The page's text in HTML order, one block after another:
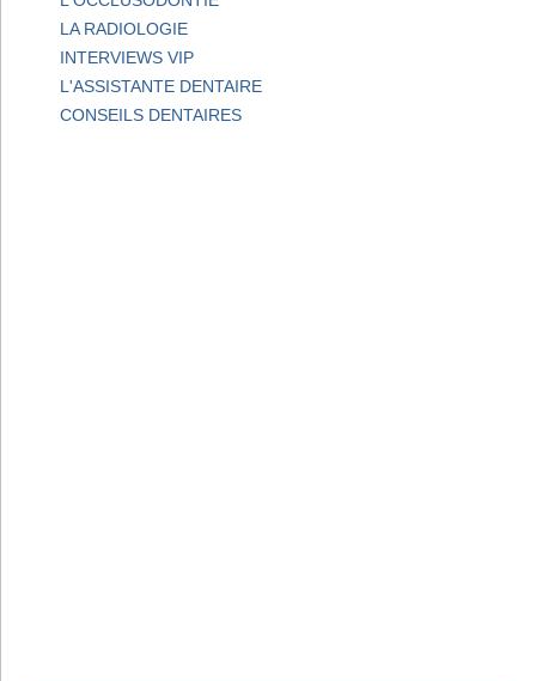
LA RADIOLOGIE
INTERVIEWS VIP
L'ASSISTANTE DENTAIRE
CONSEILS DENTAIRES